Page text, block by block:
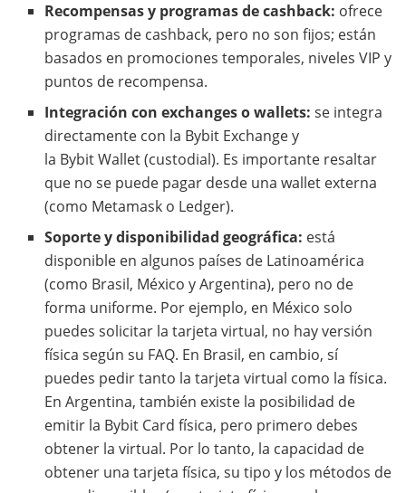
Recompensas y programas de cashback: ofrece
programas de cashback, pero no son fijos; están
basados en promociones temporales, niveles VIP y
puntos de recompensa.
Integración con exchanges o wallets: se integra
directamente con la Bybit Exchange y
la Bybit Wallet (custodial). Es importante resaltar
que no se puede pagar desde una wallet externa
(como Metamask o Ledger).
Soporte y disponibilidad geográfica: está
disponible en algunos países de Latinoamérica
(como Brasil, México y Argentina), pero no de
forma uniforme. Por ejemplo, en México solo
puedes solicitar la tarjeta virtual, no hay versión
física según su FAQ. En Brasil, en cambio, sí
puedes pedir tanto la tarjeta virtual como la física.
En Argentina, también existe la posibilidad de
emitir la Bybit Card física, pero primero debes
obtener la virtual. Por lo tanto, la capacidad de
obtener una tarjeta física, su tipo y los métodos de